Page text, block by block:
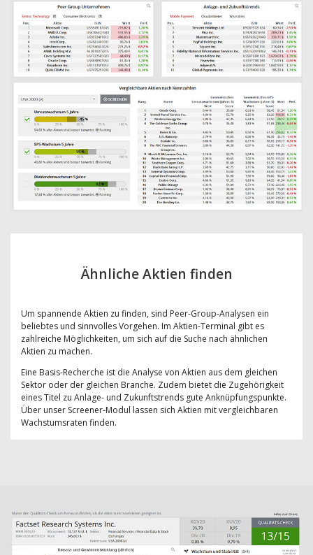
Ähnliche Aktien finden
Um spannende Aktien zu finden, sind Peer-Group-Analysen ein
beliebtes und sinnvolles Vorgehen. Im Aktien-Terminal gibt es
zahlreiche Möglichkeiten, um sich auf die Suche nach ähnlichen
Aktien zu machen.
Eine Basis-Recherche ist die Analyse von Aktien aus dem gleichen
Sektor oder der gleichen Branche. Zudem bietet die Zugehörigkeit
eines Titel zu Anlage- und Zukunftstrends gute Anknüpfungspunkte.
Über unser Screener-Modul lassen sich Aktien mit vergleichbaren
Wachstumsraten finden.